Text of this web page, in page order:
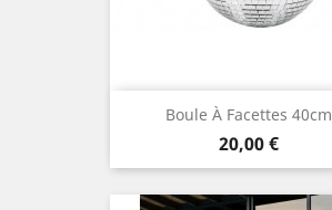
Boule À Facettes 40cm
Prix
20,00 €